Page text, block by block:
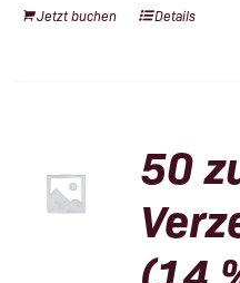
Jetzt buchen Details
50